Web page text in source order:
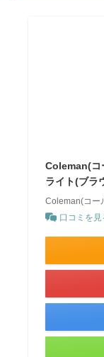
Coleman(コ
ライト(ブラ
Coleman(コー
口コミを見